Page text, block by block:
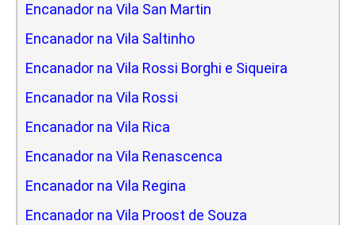
Encanador na Vila San Martin
Encanador na Vila Saltinho
Encanador na Vila Rossi Borghi e Siqueira
Encanador na Vila Rossi
Encanador na Vila Rica
Encanador na Vila Renascenca
Encanador na Vila Regina
Encanador na Vila Proost de Souza